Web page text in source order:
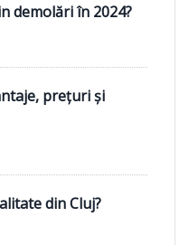
demolări în 2024?
prețuri și
din Cluj?